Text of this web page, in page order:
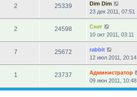
2 25339
Dim Dim
23 дек 2011, 07:51
2 24598
Снег
10 окт 2011, 03:11
7 25672
rabbit
12 июл 2011, 20:14
1 23737
Администратор
09 июн 2011, 10:48